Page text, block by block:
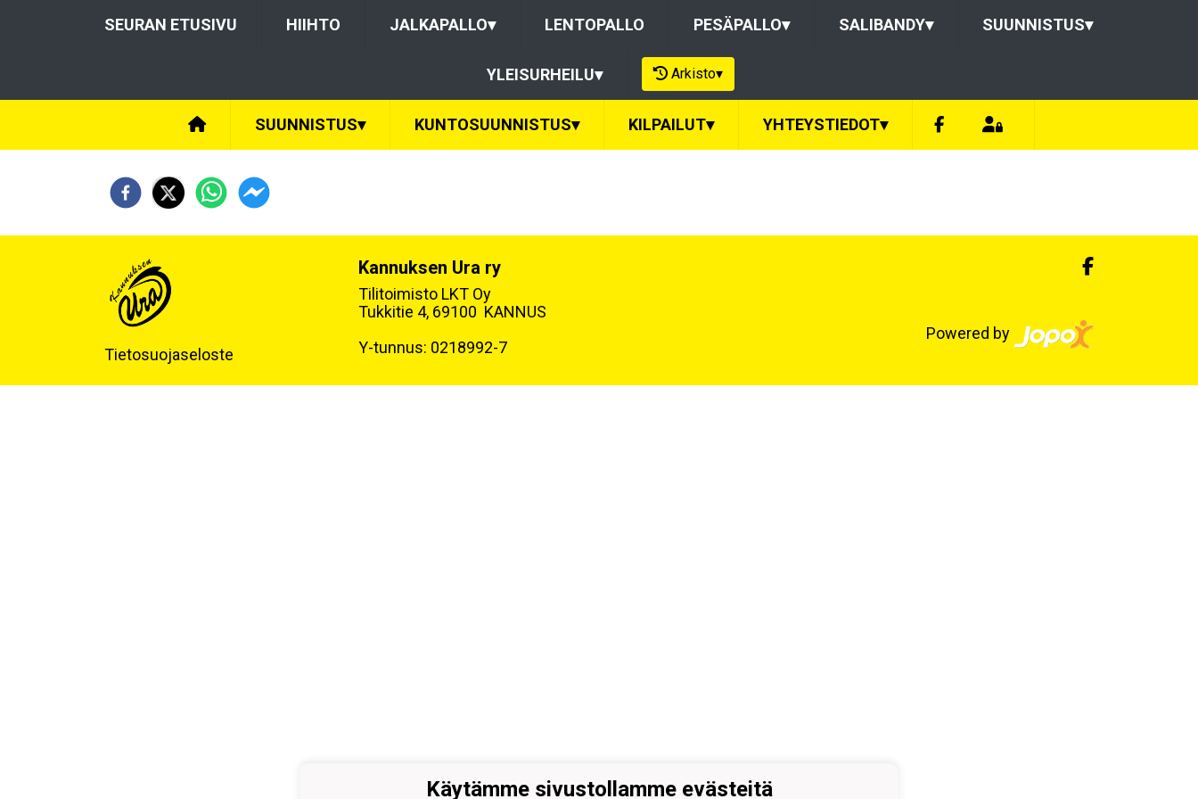
SEURAN ETUSIVU HIIHTO JALKAPALLO▾ LENTOPALLO PESÄPALLO▾ SALIBANDY▾ SUUNNISTUS▾
YLEISURHEILU▾ Arkisto▾
SUUNNISTUS▾ KUNTOSUUNNISTUS▾ KILPAILUT▾ YHTEYSTIEDOT▾
Tietosuojaseloste
Kannuksen Ura ry
Tilitoimisto LKT Oy
Tukkitie 4, 69100 KANNUS
Y-tunnus: 0218992-7
Powered by
Käytämme sivustollamme evästeitä